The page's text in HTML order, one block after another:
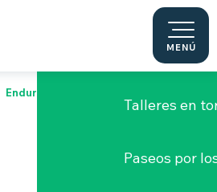
MENÚ
Degustaciones y
Talleres en
Paseos por
Endur'cycles